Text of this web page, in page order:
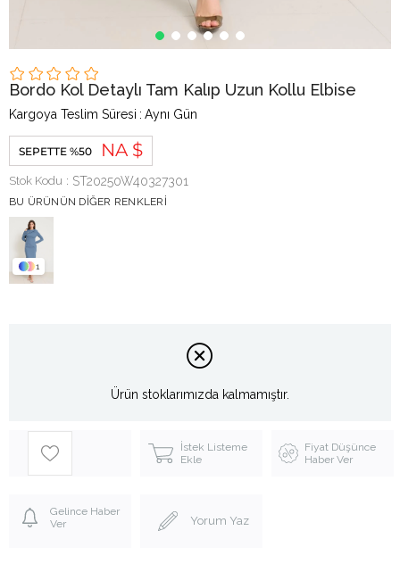
Bordo Kol Detaylı Tam Kalıp Uzun Kollu Elbise
Kargoya Teslim Süresi : Aynı Gün
SEPETTE %50 NA $
Stok Kodu ST20250W40327301
BU ÜRÜNÜN DIĞER RENKLERI
1
Ürün stoklarımızda kalmamıştır.
İstek Listeme
Ekle
Fiyat Düşünce
Haber Ver
Gelince Haber
Ver
Yorum Yaz